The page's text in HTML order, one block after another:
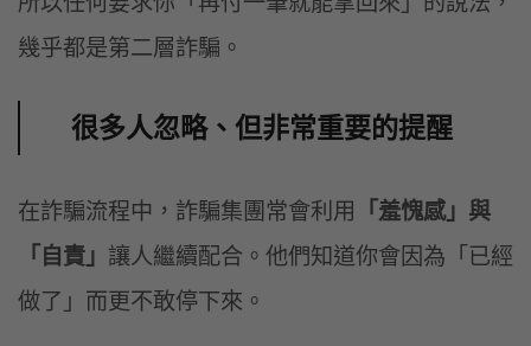
幾乎都是第二層詐騙。
很多人忽略、但非常重要的提醒
在詐騙流程中，詐騙集團常會利用 「羞愧感」與
「自責」 讓人繼續配合。他們知道你會因為「已經
做了」而更不敢停下來。